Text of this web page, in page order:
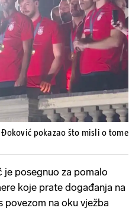
pokazao što misli o tome
posegnuo za pomalo
koje prate događanja na
povezom na oku vježba